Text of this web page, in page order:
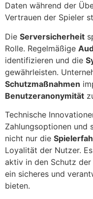
Daten während der
Vertrauen der Spieler
Die Serversicherheit
Rolle. Regelmäßige
identifizieren und die
gewährleisten.
Schutzmaßnahmen
Benutzeranonymität
Technische
Zahlungsoptionen und
nicht nur die
Loyalität der Nutzer.
aktiv in den Schutz
ein sicheres und
bieten.